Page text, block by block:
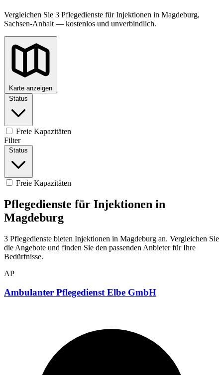
Vergleichen Sie 3 Pflegedienste für Injektionen in Magdeburg,
Sachsen-Anhalt — kostenlos und unverbindlich.
Karte anzeigen
Status
Freie Kapazitäten
Filter
Status
Freie Kapazitäten
Pflegedienste für Injektionen in
Magdeburg
3 Pflegedienste bieten Injektionen in Magdeburg an. Vergleichen Sie
die Angebote und finden Sie den passenden Anbieter für Ihre
Bedürfnisse.
AP
Ambulanter Pflegedienst Elbe GmbH